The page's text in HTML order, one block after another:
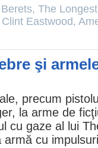
, The
Clint Eastwood,
şi
precum
, la arme de
cu gaze al lui
armă cu